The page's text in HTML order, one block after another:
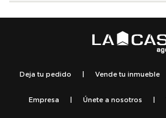
Deja tu pedido | Vende tu inmueble
Empresa | Únete a nosotros |